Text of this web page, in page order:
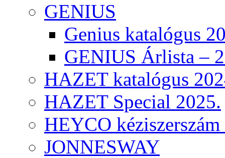
GENIUS
Genius katalógus
GENIUS Árlista –
HAZET katalógus
HAZET Special 2025.
HEYCO
JONNESWAY